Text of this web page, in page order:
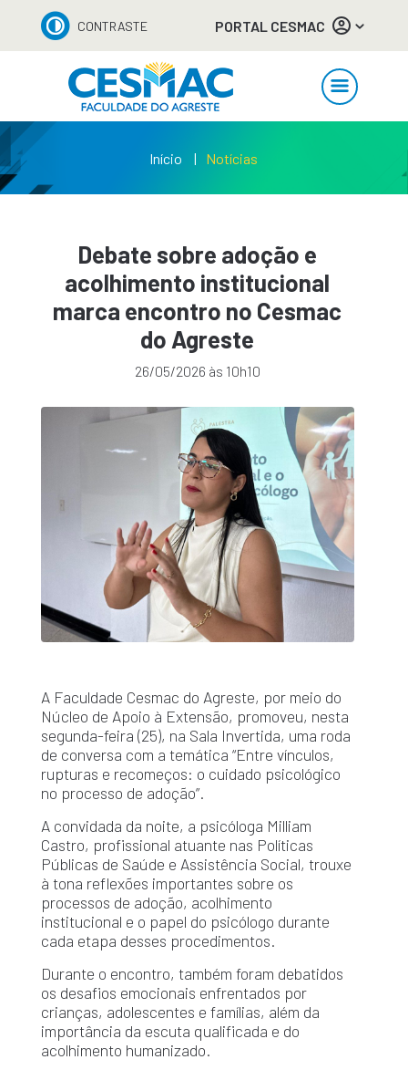
CONTRASTE PORTAL CESMAC
Início Notícias
Debate sobre adoção e
acolhimento institucional
marca encontro no Cesmac
do Agreste
26/05/2026 às 10h10
A Faculdade Cesmac do Agreste, por meio do
Núcleo de Apoio à Extensão, promoveu, nesta
segunda-feira (25), na Sala Invertida, uma roda
de conversa com a temática “Entre vínculos,
rupturas e recomeços: o cuidado psicológico
no processo de adoção”.
A convidada da noite, a psicóloga Milliam
Castro, profissional atuante nas Políticas
Públicas de Saúde e Assistência Social, trouxe
à tona reflexões importantes sobre os
processos de adoção, acolhimento
institucional e o papel do psicólogo durante
cada etapa desses procedimentos.
Durante o encontro, também foram debatidos
os desafios emocionais enfrentados por
crianças, adolescentes e famílias, além da
importância da escuta qualificada e do
acolhimento humanizado.